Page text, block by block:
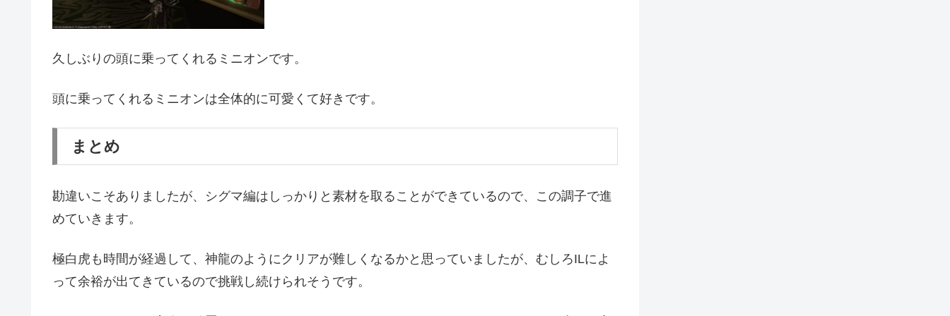
久しぶりの頭に乗ってくれるミニオンです。
頭に乗ってくれるミニオンは全体的に可愛くて好きです。
まとめ
勘違いこそありましたが、シグマ編はしっかりと素材を取ることができているので、この調子で進
めていきます。
極白虎も時間が経過して、神龍のようにクリアが難しくなるかと思っていましたが、むしろILによ
って余裕が出てきているので挑戦し続けられそうです。